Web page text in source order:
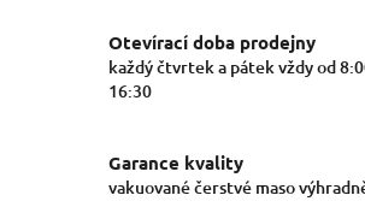
Otevírací doba prodejny
každý čtvrtek a pátek vždy od
16:30
Garance kvality
vakuované čerstvé maso